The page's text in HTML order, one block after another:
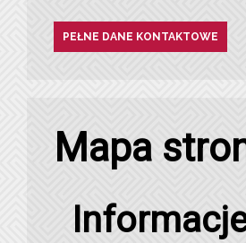
PEŁNE DANE KONTAKTOWE
Mapa